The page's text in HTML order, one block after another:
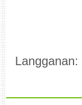
Langganan: